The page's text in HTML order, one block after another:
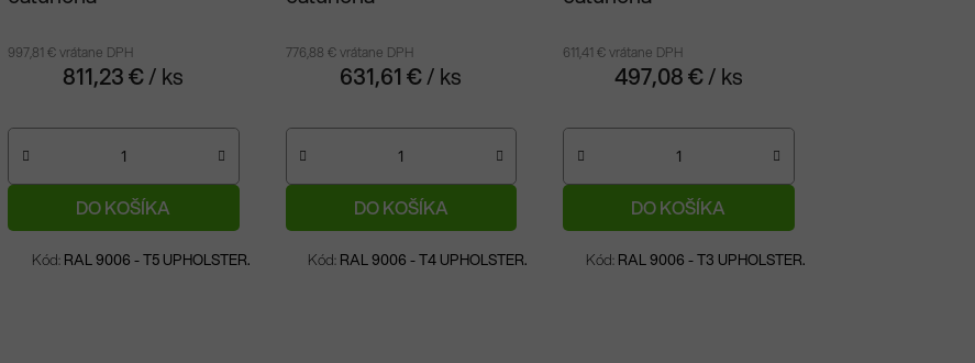
997,81 € vrátane DPH
811,23 €/ ks
DO KOŠÍKA
Na objednávku
Kód: RAL 9006 - T5 UPHOLSTER.
776,88 € vrátane DPH
631,61 €/ ks
DO KOŠÍKA
Na objednávku
Kód: RAL 9006 - T4 UPHOLSTER.
611,41 € vrátane DPH
497,08 €/ ks
DO KOŠÍKA
Na objednávku
Kód: RAL 9006 - T3 UPHOLSTER.